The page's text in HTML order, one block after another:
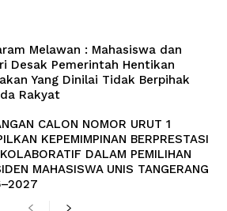
Melawan : Mahasiswa dan
Desak Pemerintah Hentikan
Yang Dinilai Tidak Berpihak
Rakyat
CALON NOMOR URUT 1
KEPEMIMPINAN BERPRESTASI
DALAM PEMILIHAN
MAHASISWA UNIS TANGERANG